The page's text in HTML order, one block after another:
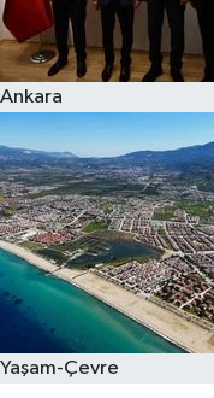
Ankara
Yaşam-Çevre
Hava Durumu
Kadın
Kim kimdir?
Kültür Sanat
Sağlık
Siyaset
Teknoloji